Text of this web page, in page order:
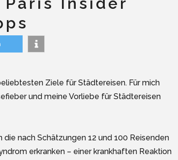
Ziele für Städtereisen. Für mich
und meine Vorliebe für Städtereisen
die nach Schätzungen 12 und 100 Reisenden
erkranken – einer krankhaften Reaktion